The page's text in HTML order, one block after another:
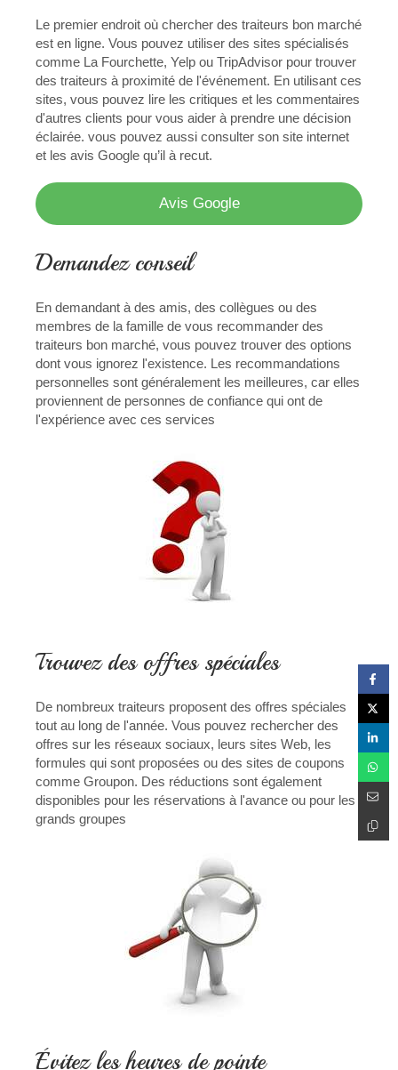
Le premier endroit où chercher des traiteurs bon marché
est en ligne. Vous pouvez utiliser des sites spécialisés
comme La Fourchette, Yelp ou TripAdvisor pour trouver
des traiteurs à proximité de l'événement. En utilisant ces
sites, vous pouvez lire les critiques et les commentaires
d'autres clients pour vous aider à prendre une décision
éclairée. vous pouvez aussi consulter son site internet
et les avis Google qu’il à recut.
Avis Google
Demandez conseil
En demandant à des amis, des collègues ou des
membres de la famille de vous recommander des
traiteurs bon marché, vous pouvez trouver des options
dont vous ignorez l'existence. Les recommandations
personnelles sont généralement les meilleures, car elles
proviennent de personnes de confiance qui ont de
l'expérience avec ces services
Trouvez des offres spéciales
De nombreux traiteurs proposent des offres spéciales
tout au long de l'année. Vous pouvez rechercher des
offres sur les réseaux sociaux, leurs sites Web, les
formules qui sont proposées ou des sites de coupons
comme Groupon. Des réductions sont également
disponibles pour les réservations à l'avance ou pour les
grands groupes
Évitez les heures de pointe